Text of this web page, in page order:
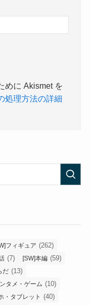
めに Akismet を
処理方法の詳細
フィギュア (262)
(7) [SW]本編 (59)
だ (13)
タメ・ゲーム (10)
・タブレット (40)